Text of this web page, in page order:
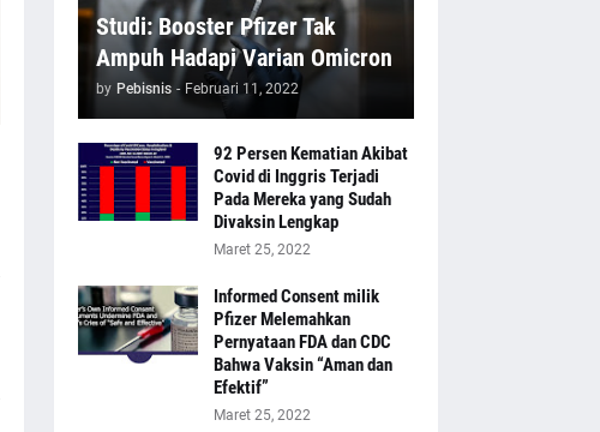
Studi: Booster Pfizer Tak
Ampuh Hadapi Varian Omicron
by Pebisnis - Februari 11, 2022
92 Persen Kematian Akibat
Covid di Inggris Terjadi
Pada Mereka yang Sudah
Divaksin Lengkap
Maret 25, 2022
Informed Consent milik
Pfizer Melemahkan
Pernyataan FDA dan CDC
Bahwa Vaksin “Aman dan
Efektif”
Maret 25, 2022